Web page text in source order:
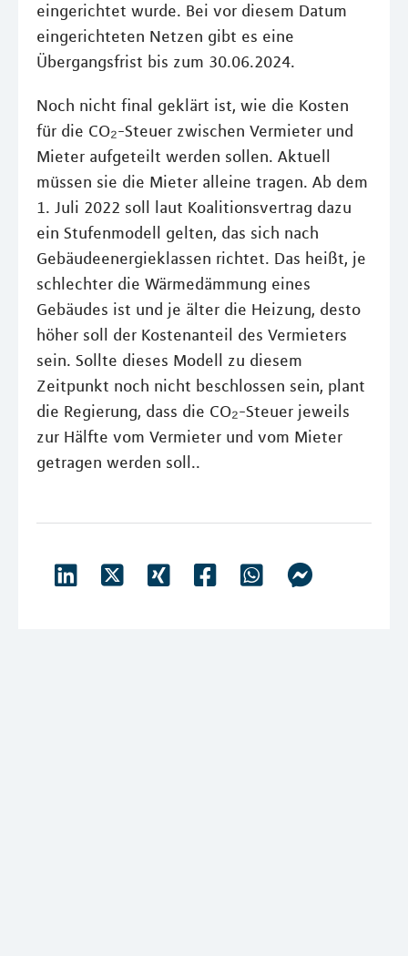
eingerichtet wurde. Bei vor diesem Datum
eingerichteten Netzen gibt es eine
Übergangsfrist bis zum 30.06.2024.
Noch nicht final geklärt ist, wie die Kosten
für die CO₂-Steuer zwischen Vermieter und
Mieter aufgeteilt werden sollen. Aktuell
müssen sie die Mieter alleine tragen. Ab dem
1. Juli 2022 soll laut Koalitionsvertrag dazu
ein Stufenmodell gelten, das sich nach
Gebäudeenergieklassen richtet. Das heißt, je
schlechter die Wärmedämmung eines
Gebäudes ist und je älter die Heizung, desto
höher soll der Kostenanteil des Vermieters
sein. Sollte dieses Modell zu diesem
Zeitpunkt noch nicht beschlossen sein, plant
die Regierung, dass die CO₂-Steuer jeweils
zur Hälfte vom Vermieter und vom Mieter
getragen werden soll..